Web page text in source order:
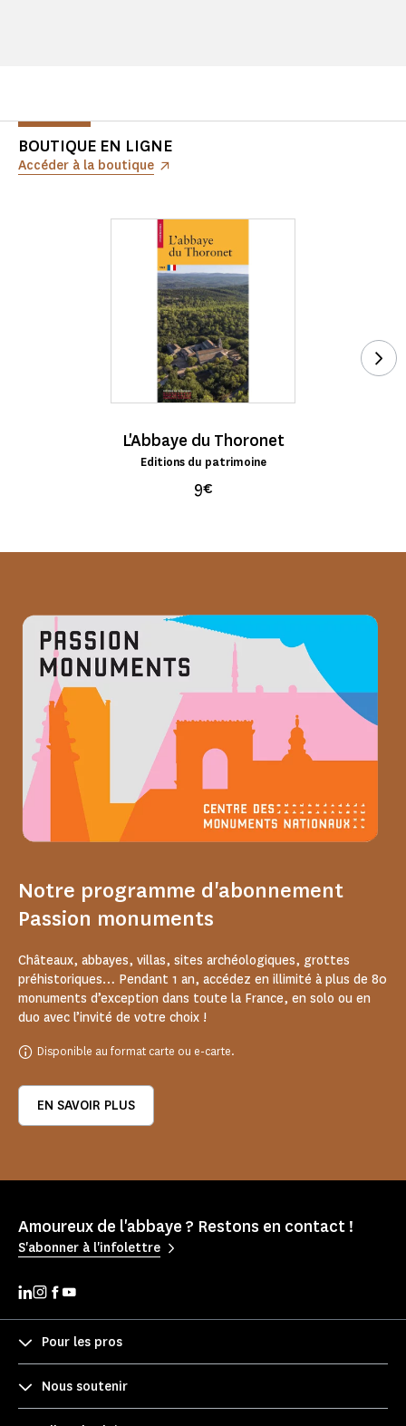
BOUTIQUE EN LIGNE
Accéder à la boutique
L'Abbaye du Thoronet
Editions du patrimoine
9€
Notre programme d'abonnement
Passion monuments
Châteaux, abbayes, villas, sites archéologiques, grottes
préhistoriques… Pendant 1 an, accédez en illimité à plus de 80
monuments d’exception dans toute la France, en solo ou en
duo avec l’invité de votre choix !
Disponible au format carte ou e-carte.
EN SAVOIR PLUS
Amoureux de l'abbaye ? Restons en contact !
S'abonner à l'infolettre
Pour les pros
Nous soutenir